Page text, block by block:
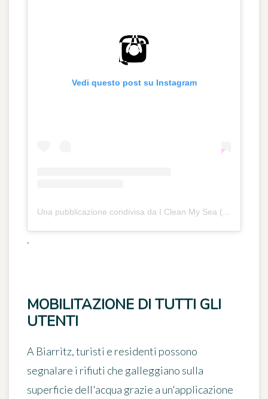
Vedi questo post su Instagram
Una pubblicazione condivisa da I Clean My Sea (@icleanmysea)
.
MOBILITAZIONE DI TUTTI GLI
UTENTI
A Biarritz, turisti e residenti possono
segnalare i rifiuti che galleggiano sulla
superficie dell'acqua grazie a un'applicazione